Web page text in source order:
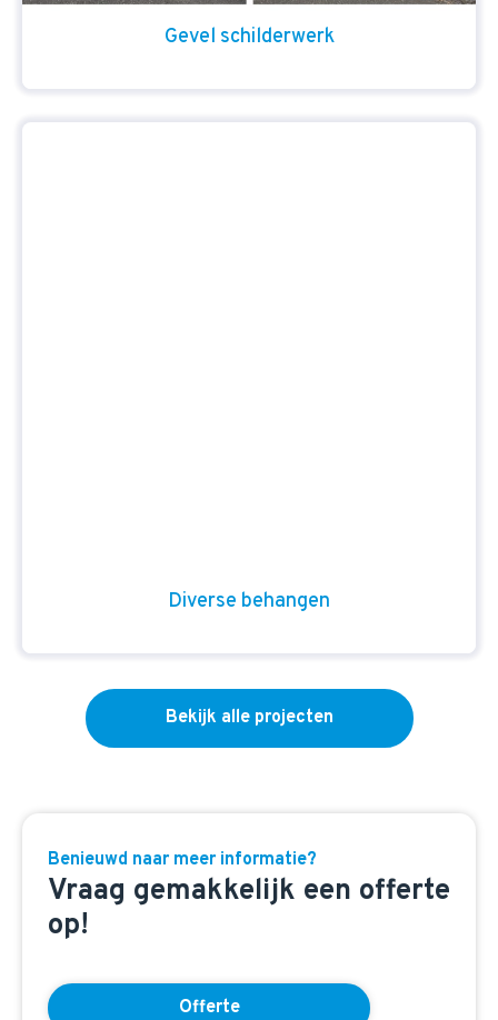
Gevel schilderwerk
Diverse behangen
Bekijk alle projecten
Benieuwd naar meer informatie?
Vraag gemakkelijk een offerte
op!
Offerte